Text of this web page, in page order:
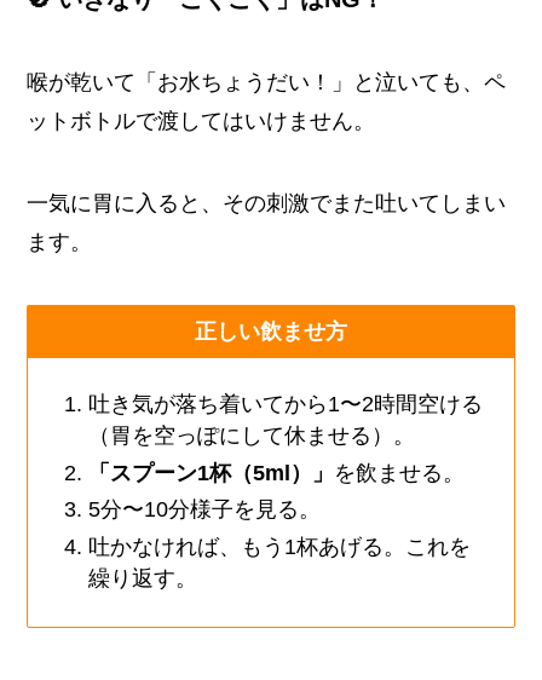
喉が乾いて「お水ちょうだい！」と泣いても、ペ
ットボトルで渡してはいけません。
一気に胃に入ると、その刺激でまた吐いてしまい
ます。
正しい飲ませ方
吐き気が落ち着いてから1〜2時間空ける
（胃を空っぽにして休ませる）。
「スプーン1杯（5ml）」 を飲ませる。
5分〜10分様子を見る。
吐かなければ、もう1杯あげる。これを
繰り返す。